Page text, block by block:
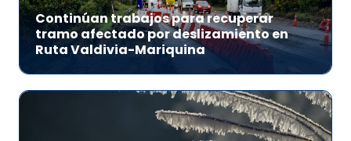
Continúan trabajos para recuperar
tramo afectado por deslizamiento en
Ruta Valdivia-Mariquina